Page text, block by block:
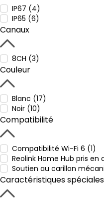
IP67 (4)
IP65 (6)
Canaux
8CH (3)
Couleur
Blanc (17)
Noir (10)
Compatibilité
Compatibilité Wi-Fi 6 (1)
Reolink Home Hub pris en
Soutien au carillon
Caractéristiques spéciales